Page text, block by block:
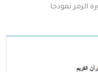
الزمر نموذجا